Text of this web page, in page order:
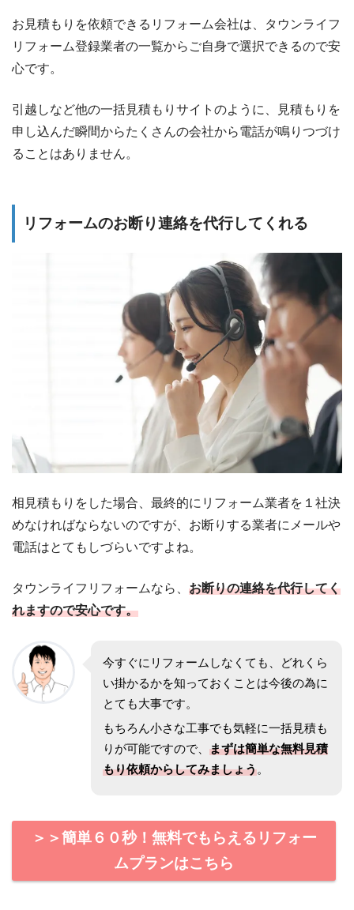
お見積もりを依頼できるリフォーム会社は、タウンライフ
リフォーム登録業者の一覧からご自身で選択できるので安
心です。
引越しなど他の一括見積もりサイトのように、見積もりを
申し込んだ瞬間からたくさんの会社から電話が鳴りつづけ
ることはありません。
リフォームのお断り連絡を代行してくれる
相見積もりをした場合、最終的にリフォーム業者を１社決
めなければならないのですが、お断りする業者にメールや
電話はとてもしづらいですよね。
タウンライフリフォームなら、 お断りの連絡を代行してく
れますので安心です。
今すぐにリフォームしなくても、どれくら
い掛かるかを知っておくことは今後の為に
とても大事です。
もちろん小さな工事でも気軽に一括見積も
りが可能ですので、 まずは簡単な無料見積
もり依頼からしてみましょう。
＞＞簡単６０秒！無料でもらえるリフォー
ムプランはこちら